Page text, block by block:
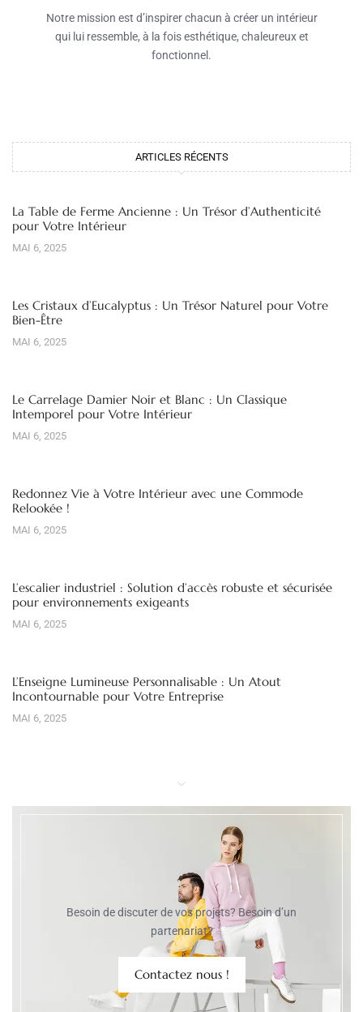
Notre mission est d’inspirer chacun à créer un intérieur
qui lui ressemble, à la fois esthétique, chaleureux et
fonctionnel.
ARTICLES RÉCENTS
La Table de Ferme Ancienne : Un Trésor d’Authenticité
pour Votre Intérieur
MAI 6, 2025
Les Cristaux d’Eucalyptus : Un Trésor Naturel pour Votre
Bien-Être
MAI 6, 2025
Le Carrelage Damier Noir et Blanc : Un Classique
Intemporel pour Votre Intérieur
MAI 6, 2025
Redonnez Vie à Votre Intérieur avec une Commode
Relookée !
MAI 6, 2025
L’escalier industriel : Solution d’accès robuste et sécurisée
pour environnements exigeants
MAI 6, 2025
L’Enseigne Lumineuse Personnalisable : Un Atout
Incontournable pour Votre Entreprise
MAI 6, 2025
Besoin de discuter de vos projets? Besoin d’un
partenariat?
Contactez nous !